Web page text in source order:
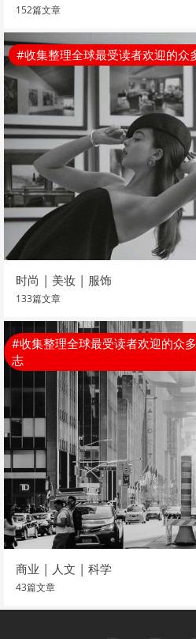
152篇文章
时尚 | 美妆 | 服饰
133篇文章
#收集整理全球最受读者欢迎的
商业 | 人文 | 科学
43篇文章
#收集整理全球最受读者欢迎的众
志